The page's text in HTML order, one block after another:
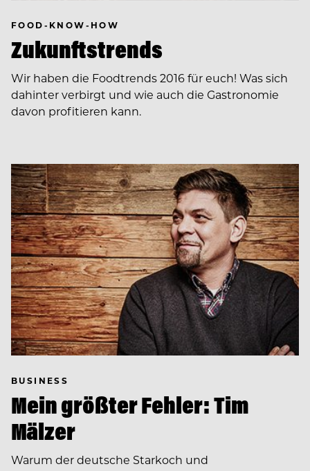
FOOD-KNOW-HOW
Zukunftstrends
Wir haben die Foodtrends 2016 für euch! Was sich
dahinter verbirgt und wie auch die Gastronomie
davon profitieren kann.
BUSINESS
Mein größter Fehler: Tim
Mälzer
Warum der deutsche Starkoch und